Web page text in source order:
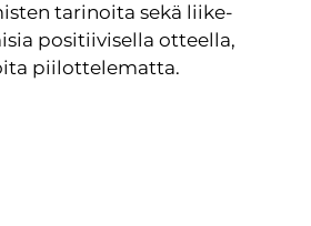
tarinoita sekä liike-
positiivisella otteella,
piilottelematta.